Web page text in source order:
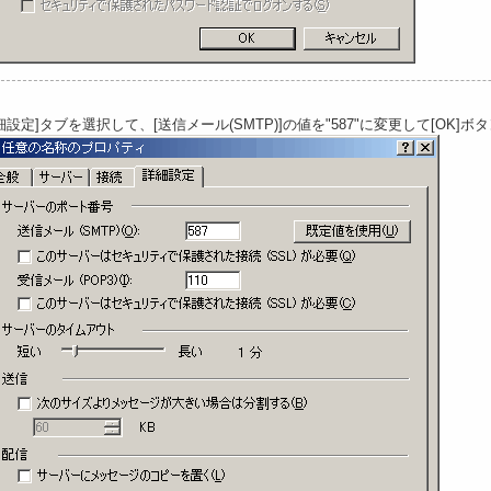
設定]タブを選択して、[送信メール(SMTP)]の値を"587"に変更して[OK]ボタ